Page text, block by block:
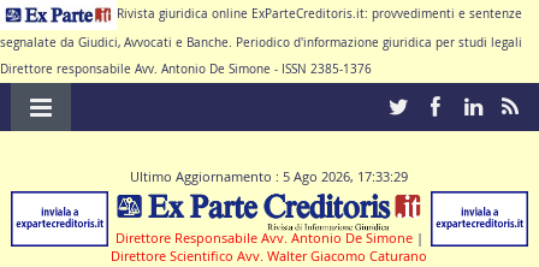
Rivista giuridica online ExParteCreditoris.it: provvedimenti e sentenze
segnalate da Giudici, Avvocati e Banche. Periodico d'informazione giuridica per studi legali
Direttore responsabile Avv. Antonio De Simone - ISSN 2385-1376
Ultimo Aggiornamento : 5 Ago 2026, 17:33:29
Direttore Responsabile Avv. Antonio De Simone |
Direttore Scientifico Avv. Walter Giacomo Caturano